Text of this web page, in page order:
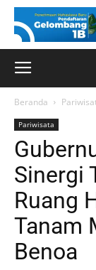
Beranda
Pariwisata
Sinergi
Ruang
Tanam
Benoa